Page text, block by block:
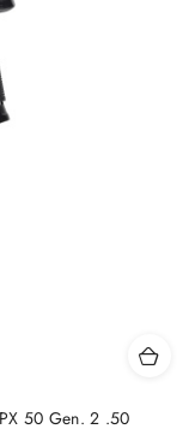
50 Gen. 2 .50